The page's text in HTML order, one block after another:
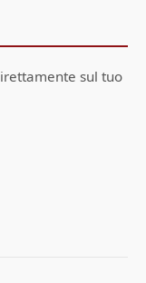
sul tuo